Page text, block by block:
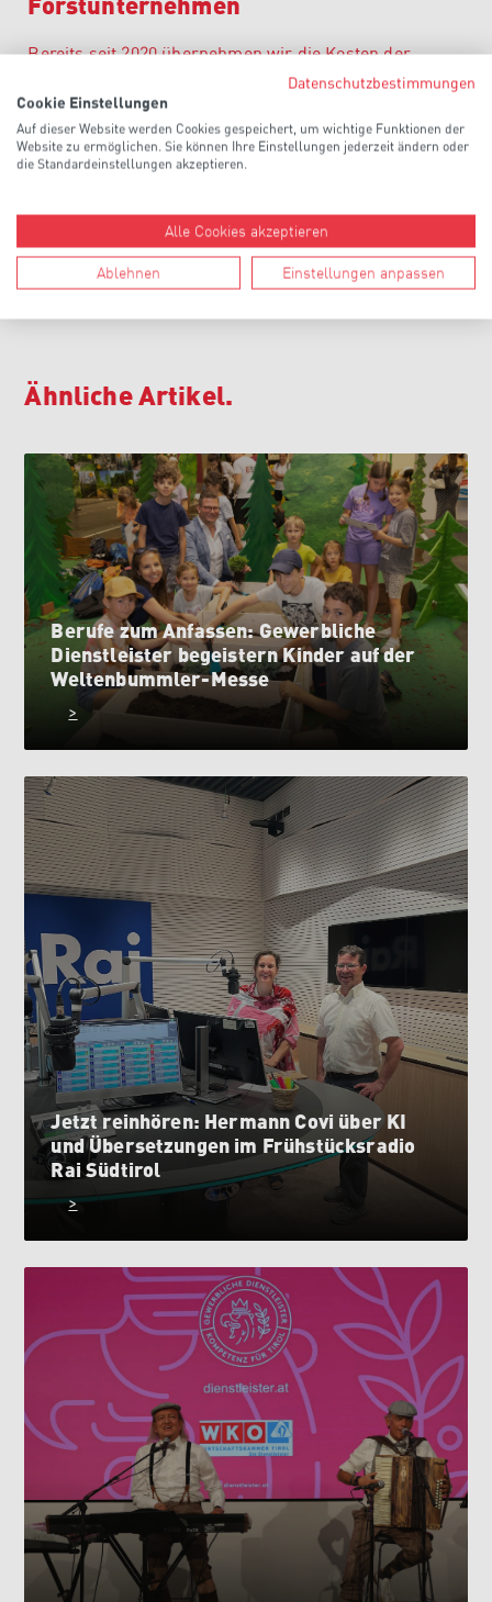
Bereits seit 2020 übernehmen wir die Kosten der
Erstaustattung für alle Lehrlinge der Berufsgruppe
Forstunternehmer. Die kostenlose Erstaustattung
kannst du unter Angabe der benötigten Größe jederzeit
bei unserer Geschäftsstelle anfordern und dich beraten
lassen.
Unser Gutscheinheft kannst du auchhier downloaden.
#bettertogether: Gut beraten in der Fachgruppe
Ähnliche Artikel.
Berufe zum Anfassen: Gewerbliche
Dienstleister begeistern Kinder auf der
Weltenbummler-Messe
>
Jetzt reinhören: Hermann Covi über KI
und Übersetzungen im Frühstücksradio
Rai Südtirol
>
Datenschutzbestimmungen
Cookie Einstellungen
Auf dieser Website werden Cookies gespeichert, um wichtige Funktionen der
Website zu ermöglichen. Sie können Ihre Einstellungen jederzeit ändern oder
die Standardeinstellungen akzeptieren.
Alle Cookies akzeptieren
Ablehnen Einstellungen anpassen